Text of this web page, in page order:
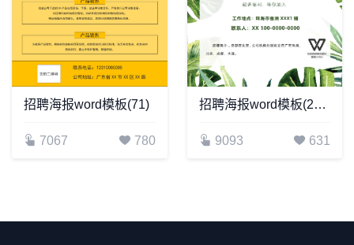
招聘海报word模板(71)
7067 780
招聘海报word模板(238)
9093 631